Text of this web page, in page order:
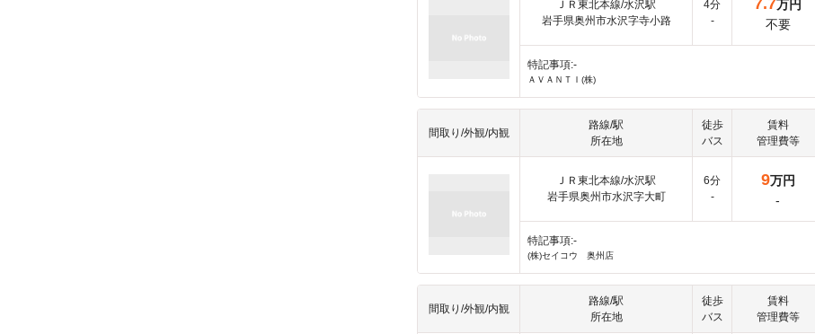
ＪＲ東北本線/水沢駅
岩手県奥州市水沢字寺小路
4分
-
万円
不要
特記事項:-
ＡＶＡＮＴＩ(株)
間取り/外観/内観
路線/駅
所在地
徒歩
バス
賃料
管理費等
ＪＲ東北本線/水沢駅
岩手県奥州市水沢字大町
6分
-
9万円
-
特記事項:-
(株)セイコウ 奥州店
間取り/外観/内観
路線/駅
所在地
徒歩
バス
賃料
管理費等